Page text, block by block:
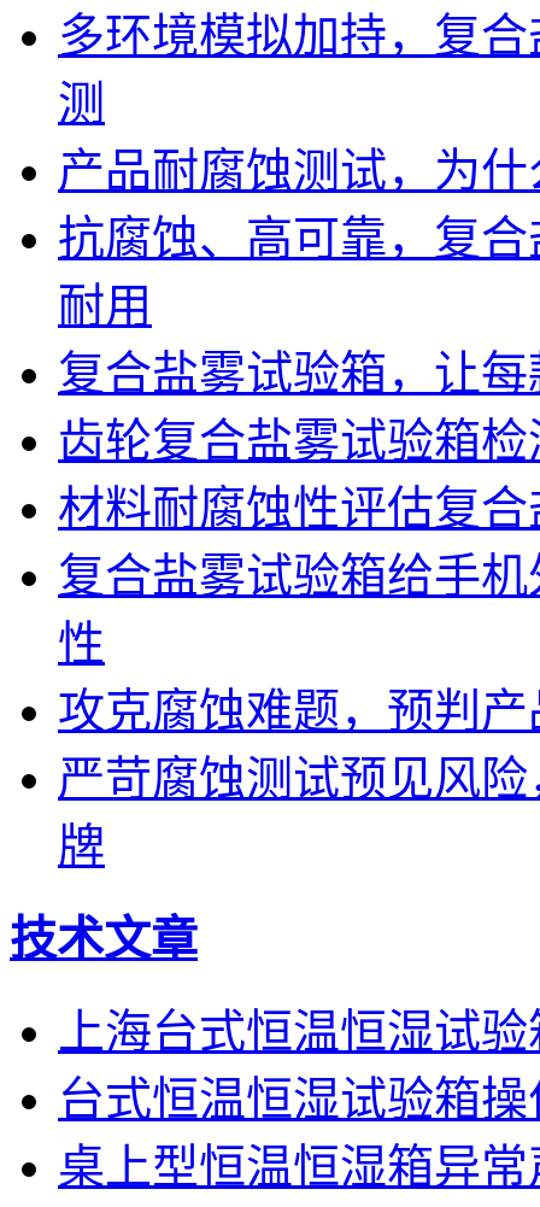
多环境模拟加持，复
测
产品耐腐蚀测试，为
抗腐蚀、高可靠，复
耐用
复合盐雾试验箱，让
齿轮复合盐雾试验箱
材料耐腐蚀性评估复
复合盐雾试验箱给手
性
攻克腐蚀难题，预判
严苛腐蚀测试预见风
牌
技术文章
上海台式恒温恒湿试
台式恒温恒湿试验箱
桌上型恒温恒湿箱异